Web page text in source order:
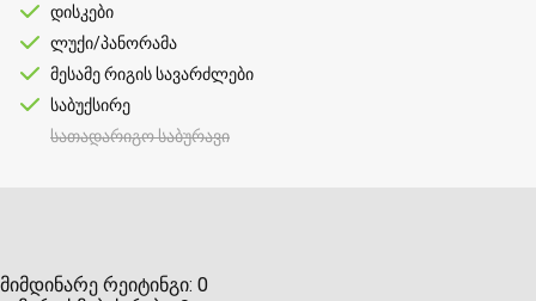
დისკები
ლუქი/პანორამა
მესამე რიგის სავარძლები
საბუქსირე
სათადარიგო საბურავი
მიმდინარე რეიტინგი: 0